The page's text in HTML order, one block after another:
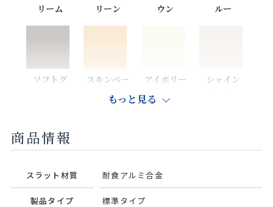
リーム
リーン
ウン
ルー
ソフトグ
スキンベー
ジュ
アイボリー
シャイン
カフェブラ
ウン
ピュアピン
ク
ニュアンス
もっと見る
商品情報
スラット材質 耐食アルミ合金
製品タイプ 標準タイプ